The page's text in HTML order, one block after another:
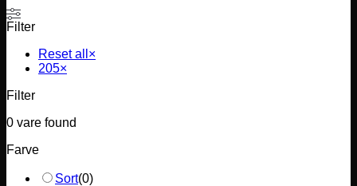
Filter
Reset all ×
205×
Filter
0 vare found
Farve
Sort(0)